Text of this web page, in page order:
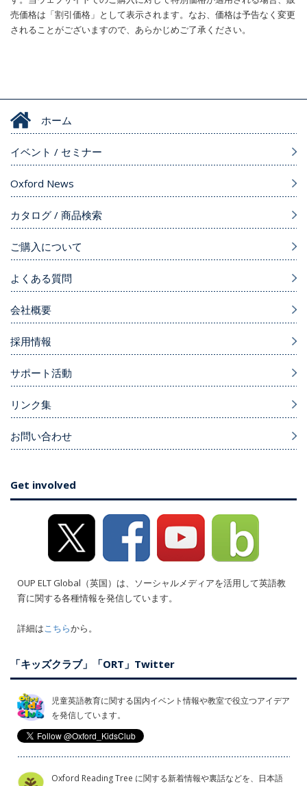
売価格は「割引価格」として表示されます。なお、価格は予告なく変更
されることがございますので、あらかじめご了承ください。
ホーム
イベント / セミナー
Oxford News
カタログ / 商品検索
ご購入について
よくある質問
会社概要
採用情報
サポート活動
リンク集
お問い合わせ
Get involved
OUP ELT Global（英国）は、ソーシャルメディアを活用して英語教
育に関する各種情報を発信しています。
詳細はこちらから。
「キッズクラブ」「ORT」Twitter
児童英語教育に関する国内イベント情報や教室で役立つアイデア
を発信しています。
Oxford Reading Tree に関する新着情報や裏話などを、日本語